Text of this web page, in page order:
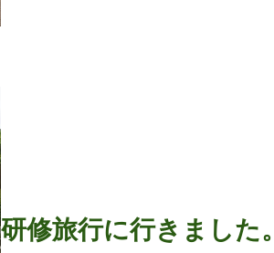
研修旅行に行きました。